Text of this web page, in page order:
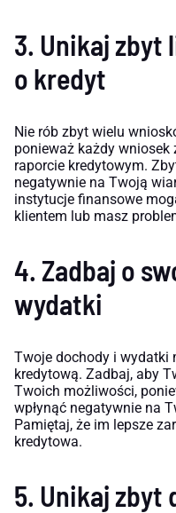
3. Unikaj zbyt
o kredyt
Nie rób zbyt wielu
ponieważ każdy
raporcie kredytowym.
negatywnie na Twoją
instytucje finansowe
klientem lub masz
4. Zadbaj o
wydatki
Twoje dochody i wydatki
kredytową. Zadbaj, aby
Twoich możliwości,
wpłynąć negatywnie na
Pamiętaj, że im lepsze
kredytowa.
5. Unikaj zbyt